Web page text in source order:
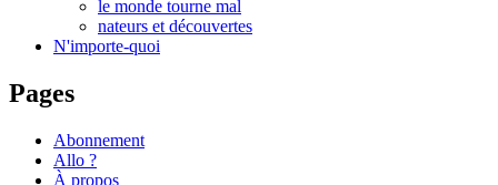
le monde tourne mal
nateurs et découvertes
N'importe-quoi
Pages
Abonnement
Allo ?
À propos